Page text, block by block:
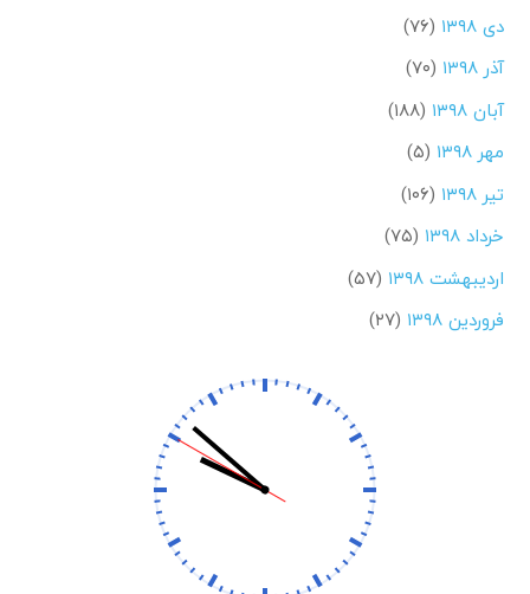
دی ۱۳۹۸
(۷۶)
آذر ۱۳۹۸
(۷۰)
آبان ۱۳۹۸
(۱۸۸)
مهر ۱۳۹۸
(۵)
تیر ۱۳۹۸
(۱۰۶)
خرداد ۱۳۹۸
(۷۵)
اردیبهشت ۱۳۹۸
(۵۷)
فروردین ۱۳۹۸
(۲۷)